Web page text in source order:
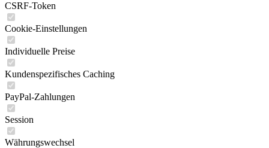
CSRF-Token
Cookie-Einstellungen
Individuelle Preise
Kundenspezifisches Caching
PayPal-Zahlungen
Session
Währungswechsel